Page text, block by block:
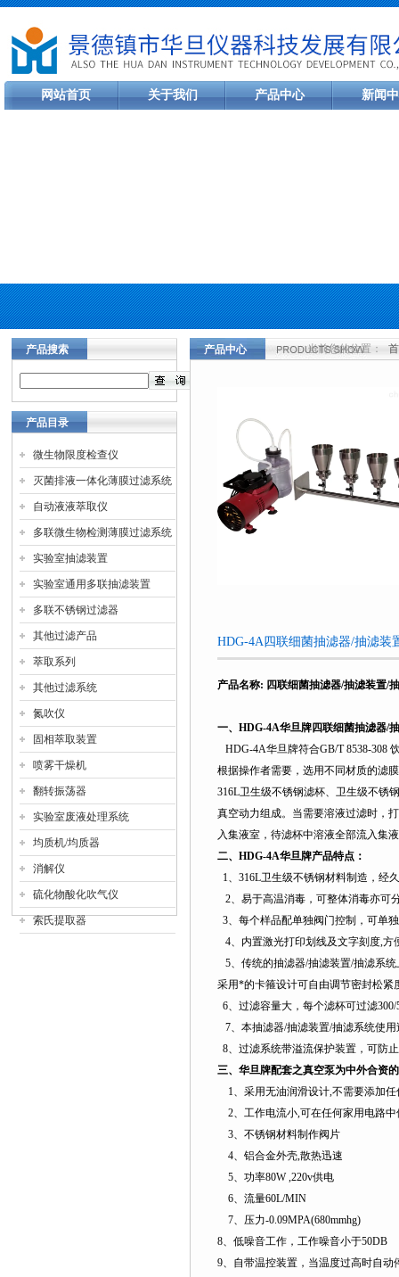
网站首页 关于我们 产品中心 新闻
产品搜索
产品目录
微生物限度检查仪
灭菌排液一体化薄膜过滤系统
自动液液萃取仪
多联微生物检测薄膜过滤系统
实验室抽滤装置
实验室通用多联抽滤装置
多联不锈钢过滤器
其他过滤产品
萃取系列
其他过滤系统
氮吹仪
固相萃取装置
喷雾干燥机
翻转振荡器
实验室废液处理系统
均质机/均质器
消解仪
硫化物酸化吹气仪
索氏提取器
产品中心 当前您的位置：
HDG-4A四联细菌抽滤器/抽滤装
产品名称: 四联细菌抽滤器/抽滤装置/
一、 HDG-4A华旦牌四联细菌抽滤器/
HDG-4A华旦牌符合GB/T 8538-308
根据操作者需要，选用不同材质的滤
316L卫生级不锈钢滤杯、卫生级不锈
真空动力组成。当需要溶液过滤时，
入集液室，待滤杯中溶液全部流入集
二、 HDG-4A华旦牌产品特点：
1、 316L卫生级不锈钢材料制造，经
2、易于高温消毒，可整体消毒亦可
3、每个样品配单独阀门控制，可单
4、内置激光打印划线及文字刻度,方
5、传统的抽滤器/抽滤装置/抽滤系
采用*的卡箍设计可自由调节密封松
6、过滤容量大，每个滤杯可过滤300/
7、本抽滤器/抽滤装置/抽滤系统使用
8、过滤系统带溢流保护装置，可防
三、华旦牌配套之真空泵为中外合资
1、采用无油润滑设计,不需要添加任
2、工作电流小,可在任何家用电路中
3、不锈钢材料制作阀片
4、铝合金外壳,散热迅速
5、功率80W ,220v供电
6、流量60L/MIN
7、压力-0.09MPA(680mmhg)
8、低噪音工作，工作噪音小于50DB
9、自带温控装置，当温度过高时自